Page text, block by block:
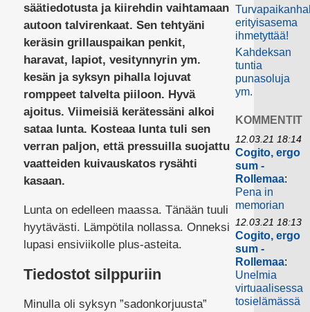
säätiedotusta ja kiirehdin vaihtamaan
autoon talvirenkaat. Sen tehtyäni
keräsin grillauspaikan penkit,
haravat, lapiot, vesitynnyrin ym.
kesän ja syksyn pihalla lojuvat
romppeet talvelta piiloon. Hyvä
ajoitus. Viimeisiä kerätessäni alkoi
sataa lunta. Kosteaa lunta tuli sen
verran paljon, että pressuilla suojattu
vaatteiden kuivauskatos rysähti
kasaan.
Lunta on edelleen maassa. Tänään tuuli
hyytävästi. Lämpötila nollassa. Onneksi
lupasi ensiviikolle plus-asteita.
Tiedostot silppuriin
Minulla oli syksyn ”sadonkorjuusta”
erityisasema
ihmetyttää!
Kahdeksan
tuntia
punasoluja
ym.
KOMMENTIT
12.03.21 18:14
Cogito, ergo
sum -
Rollemaa:
Pena in
memorian
12.03.21 18:13
Cogito, ergo
sum -
Rollemaa:
Unelmia
virtuaalisessa
tosielämässä